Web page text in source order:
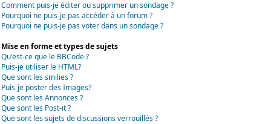
Comment puis-je éditer ou supprimer un sondage ?
Pourquoi ne puis-je pas accéder à un forum ?
Pourquoi ne puis-je pas voter dans un sondage ?
Mise en forme et types de sujets
Qu'est-ce que le BBCode ?
Puis-je utiliser le HTML?
Que sont les smilies ?
Puis-je poster des Images?
Que sont les Annonces ?
Que sont les Post-it ?
Que sont les sujets de discussions verrouillés ?